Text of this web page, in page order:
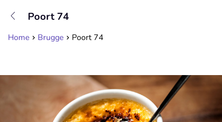
Poort 74
Home Brugge Poort 74